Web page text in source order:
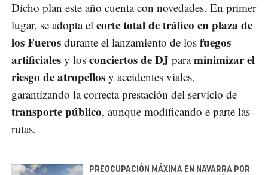
Dicho plan este año cuenta con novedades. En primer
lugar, se adopta el corte total de tráfico en plaza de
los Fueros durante el lanzamiento de los fuegos
artificiales y los conciertos de DJ paraminimizar el
riesgo de atropellos y accidentes viales,
garantizando la correcta prestación del servicio de
transporte público, aunque modificando e parte las
rutas.
PREOCUPACIÓN MÁXIMA EN NAVARRA POR